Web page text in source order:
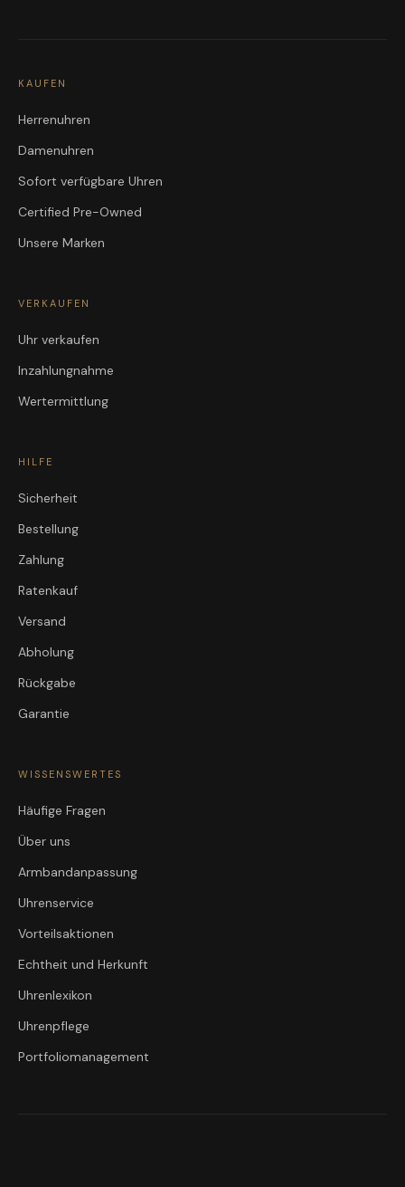
KAUFEN
Herrenuhren
Damenuhren
Sofort verfügbare Uhren
Certified Pre-Owned
Unsere Marken
VERKAUFEN
Uhr verkaufen
Inzahlungnahme
Wertermittlung
HILFE
Sicherheit
Bestellung
Zahlung
Ratenkauf
Versand
Abholung
Rückgabe
Garantie
WISSENSWERTES
Häufige Fragen
Über uns
Armbandanpassung
Uhrenservice
Vorteilsaktionen
Echtheit und Herkunft
Uhrenlexikon
Uhrenpflege
Portfoliomanagement